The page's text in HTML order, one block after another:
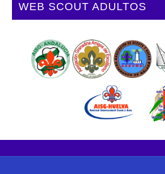
WEB SCOUT ADULTOS